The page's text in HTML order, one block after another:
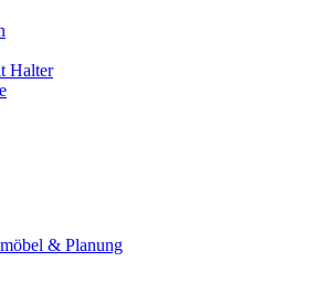
Halter
& Planung